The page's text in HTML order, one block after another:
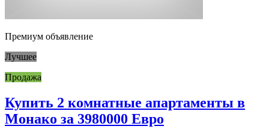
Премиум объявление
Лучшее
Продажа
Купить 2 комнатные апартаменты в
Монако за 3980000 Евро